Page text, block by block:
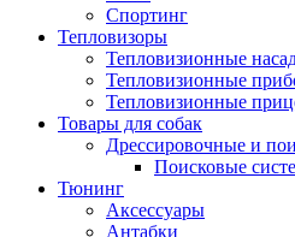
Спортинг
Тепловизоры
Тепловизионные
Тепловизионные
Тепловизионные
Товары для собак
Дрессировочные и
Поисковые
Тюнинг
Аксессуары
Антабки